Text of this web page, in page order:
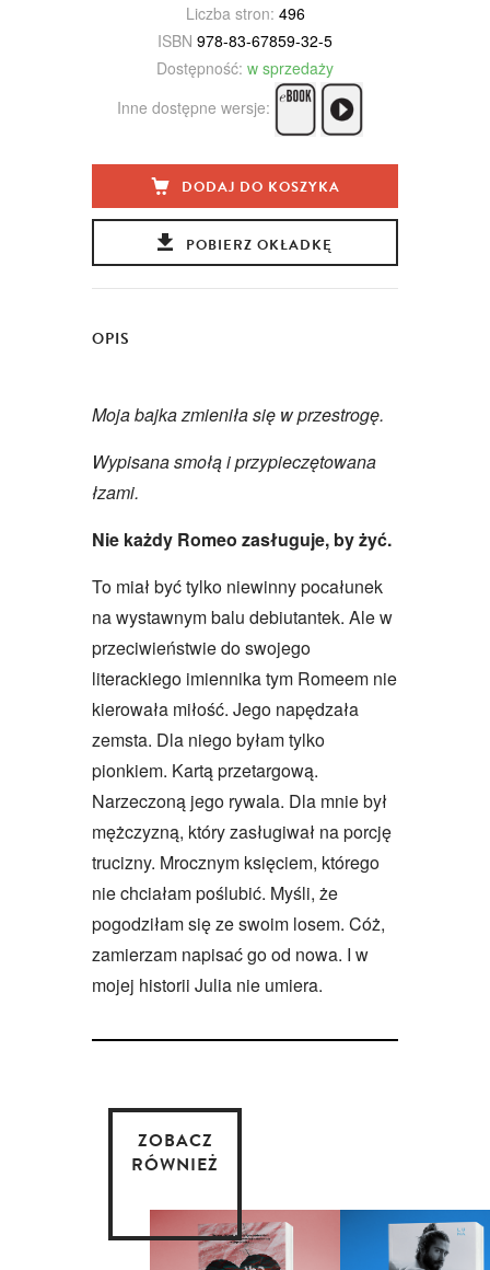
Liczba stron: 496
ISBN 978-83-67859-32-5
Dostępność: w sprzedaży
Inne dostępne wersje:
DODAJ DO KOSZYKA
POBIERZ OKŁADKĘ
OPIS
Moja bajka zmieniła się w przestrogę.
Wypisana smołą i przypieczętowana
łzami.
Nie każdy Romeo zasługuje, by żyć.
To miał być tylko niewinny pocałunek
na wystawnym balu debiutantek. Ale w
przeciwieństwie do swojego
literackiego imiennika tym Romeem nie
kierowała miłość. Jego napędzała
zemsta. Dla niego byłam tylko
pionkiem. Kartą przetargową.
Narzeczoną jego rywala. Dla mnie był
mężczyzną, który zasługiwał na porcję
trucizny. Mrocznym księciem, którego
nie chciałam poślubić. Myśli, że
pogodziłam się ze swoim losem. Cóż,
zamierzam napisać go od nowa. I w
mojej historii Julia nie umiera.
ZOBACZ
RÓWNIEŻ